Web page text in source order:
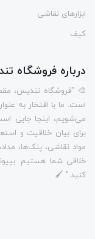
ابزارهای نقاشی
کیف
درباره فروشگاه
🎨 "فروشگاه تندیس،
است. ما با افتخار به
می‌شویم، اینجا جایی
برای بیان خلاقیت و
مواد نقاشی، پنک‌ها،
خلاقی شما هستیم.
کنید." 🖌️